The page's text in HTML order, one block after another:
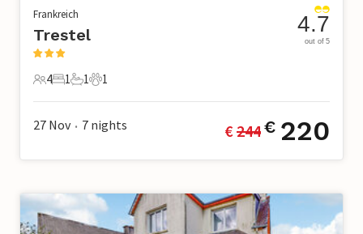
Frankreich
Trestel
4 Gäste
4
1 Schlafzimmer
1
1 Badezimmer
1
1 Haustier
1
4.7
out of 5
27 Nov • 7 nights € 244€ 220